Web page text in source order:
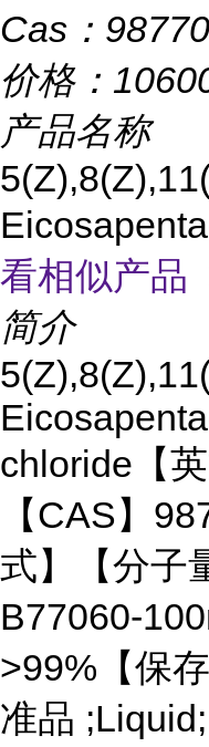
Cas：
价格：
产品名称
看相似产品
简介
chloride【英
【CAS】
式】【分子
B77060-
>99%【保
准品